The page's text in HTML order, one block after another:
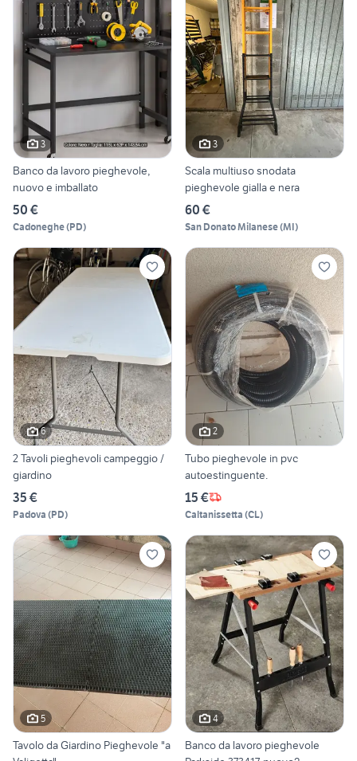
3
Banco da lavoro pieghevole,
nuovo e imballato
50 €
Cadoneghe(PD)
3
Scala multiuso snodata
pieghevole gialla e nera
60 €
San Donato Milanese(MI)
6
2 Tavoli pieghevoli campeggio /
giardino
35 €
Padova (PD)
2
Tubo pieghevole in pvc
autoestinguente.
15 €
Caltanissetta (CL)
5
Tavolo da Giardino Pieghevole "a
4
Banco da lavoro pieghevole